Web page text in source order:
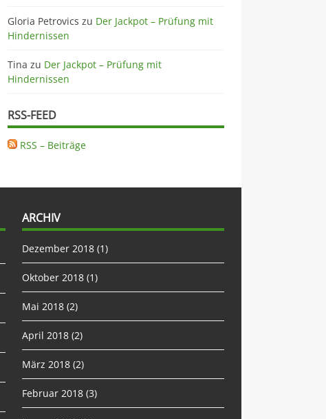
Gloria Petrovics zu Der Jackpot – Prüfung mit
Hindernissen
Tina zu Der Jackpot – Prüfung mit
Hindernissen
RSS-FEED
RSS – Beiträge
ARCHIV
Dezember 2018 (1)
Oktober 2018 (1)
Mai 2018 (2)
April 2018 (2)
März 2018 (2)
Februar 2018 (3)